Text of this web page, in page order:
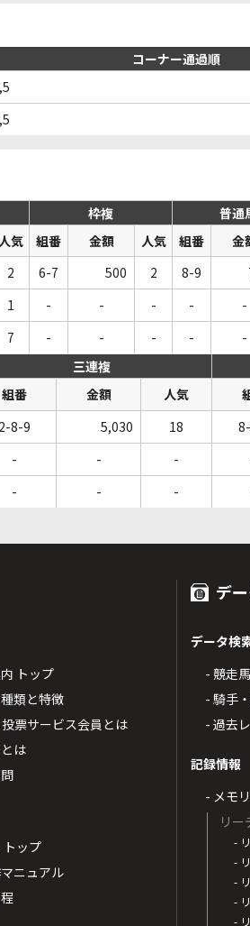
コーナー通過順
枠複 普通
人気 組番 金額 人気 組番 金
2 6-7 500 2 8-9
1 - - - - -
7 - - - - -
三連複
組番 金額 人気
2-8-9 5,030 18
- - -
- - -
トップ
類と特徴
票サービス会員とは
は
トップ
ニュアル
デ
データ検
- 競走
- 騎手
- 過去
記録情報
- メモ
リー
-
-
-
-
-